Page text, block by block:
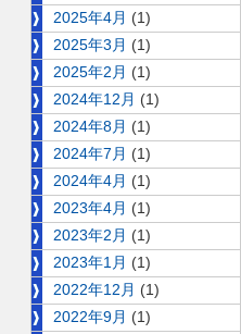
2025年4月 (1)
2025年3月 (1)
2025年2月 (1)
2024年12月 (1)
2024年8月 (1)
2024年7月 (1)
2024年4月 (1)
2023年4月 (1)
2023年2月 (1)
2023年1月 (1)
2022年12月 (1)
2022年9月 (1)